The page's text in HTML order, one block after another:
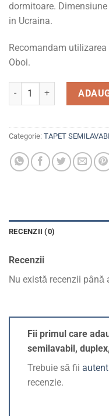
dormitoare.
in Ucraina.
Recomandam
Oboi.
Cantitate Tapet
Categorie: TAPET
RECENZII (0)
Recenzii
Nu există recenzii până
Fii primul care
semilavabil,
Trebuie să fii
recenzie.